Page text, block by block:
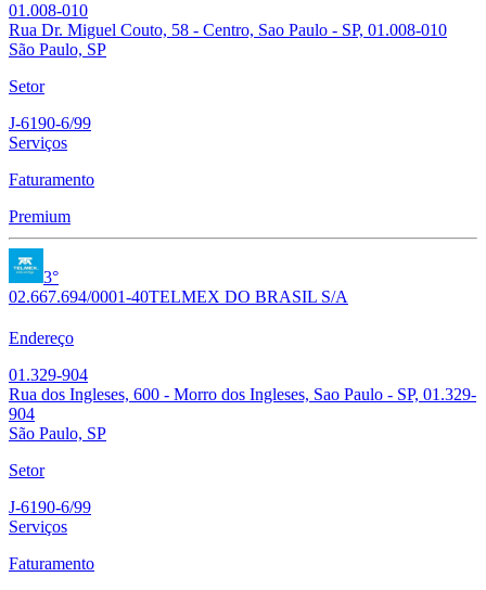
01.008-010
Rua Dr. Miguel Couto, 58 - Centro, Sao Paulo - SP, 01.008-010
São Paulo, SP
Setor
J-6190-6/99
Serviços
Faturamento
Premium
3°
02.667.694/0001-40TELMEX DO BRASIL S/A
Endereço
01.329-904
Rua dos Ingleses, 600 - Morro dos Ingleses, Sao Paulo - SP, 01.329-
904
São Paulo, SP
Setor
J-6190-6/99
Serviços
Faturamento